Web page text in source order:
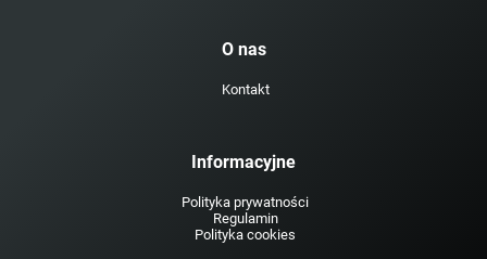
O nas
Kontakt
Informacyjne
Polityka prywatności
Regulamin
Polityka cookies